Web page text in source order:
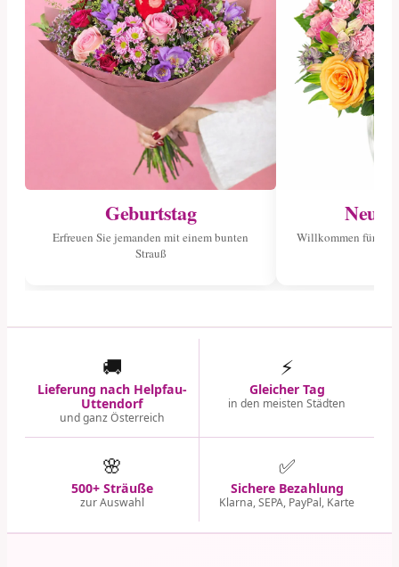
Geburtstag
Erfreuen Sie jemanden mit einem bunten
Strauß
Willkommen für
🚚
Lieferung nach Helpfau-
Uttendorf
und ganz Österreich
⚡
Gleicher Tag
in den meisten Städten
🌸
500+ Sträuße
zur Auswahl
✅
Sichere Bezahlung
Klarna, SEPA, PayPal, Karte